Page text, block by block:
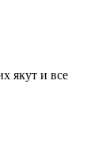
якут и все